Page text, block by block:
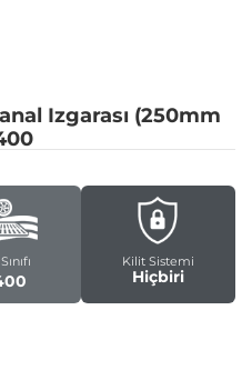
Izgarası (250mm
Kilit Sistemi
Hiçbiri